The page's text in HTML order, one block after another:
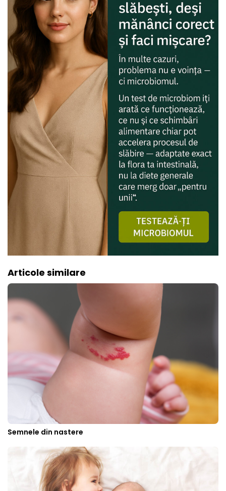
Articole similare
Semnele din nastere